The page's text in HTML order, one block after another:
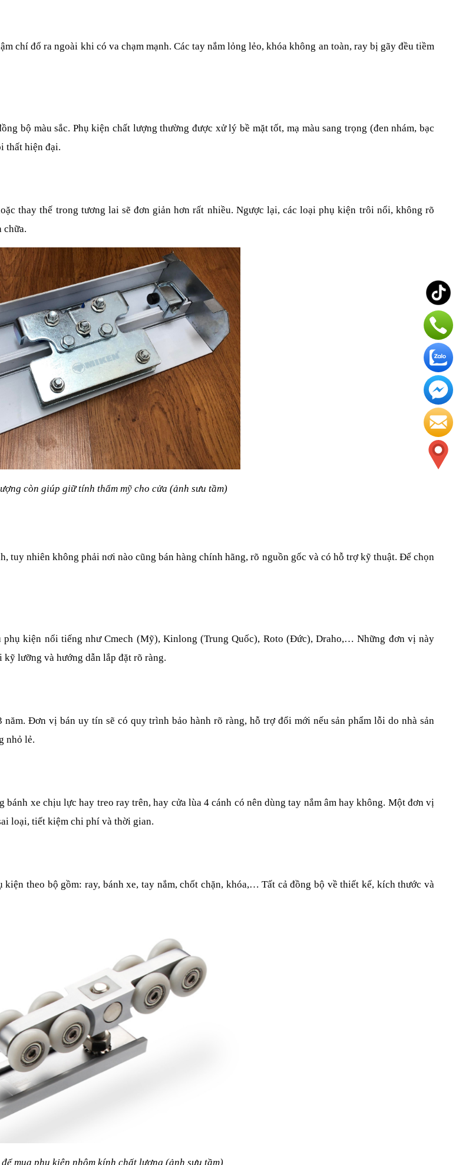
chí đổ ra ngoài khi có va chạm mạnh. Các tay nắm lỏng lẻo, khóa không an toàn, ray bị gãy đều tiềm
bộ màu sắc. Phụ kiện chất lượng thường được xử lý bề mặt tốt, mạ màu sang trọng (đen nhám, bạc
thất hiện đại.
thay thế trong tương lai sẽ đơn giản hơn rất nhiều. Ngược lại, các loại phụ kiện trôi nổi, không rõ
chữa.
còn giúp giữ tính thẩm mỹ cho cửa (ảnh sưu tầm)
tuy nhiên không phải nơi nào cũng bán hàng chính hãng, rõ nguồn gốc và có hỗ trợ kỹ thuật. Để chọn
kiện nổi tiếng như Cmech (Mỹ), Kinlong (Trung Quốc), Roto (Đức), Draho,… Những đơn vị này
kỹ lưỡng và hướng dẫn lắp đặt rõ ràng.
Đơn vị bán uy tín sẽ có quy trình bảo hành rõ ràng, hỗ trợ đổi mới nếu sản phẩm lỗi do nhà sản
nhỏ lẻ.
xe chịu lực hay treo ray trên, hay cửa lùa 4 cánh có nên dùng tay nắm âm hay không. Một đơn vị
loại, tiết kiệm chi phí và thời gian.
theo bộ gồm: ray, bánh xe, tay nắm, chốt chặn, khóa,… Tất cả đồng bộ về thiết kế, kích thước và
mua phụ kiện nhôm kính chất lượng (ảnh sưu tầm)